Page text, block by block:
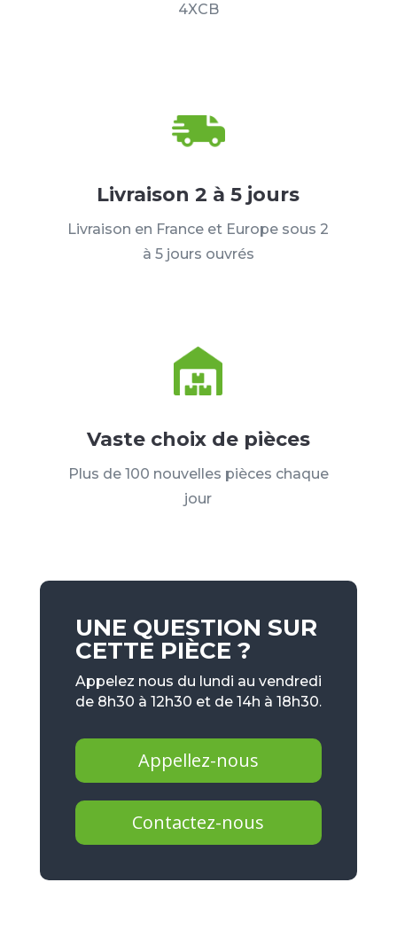
4XCB
Livraison 2 à 5 jours
Livraison en France et Europe sous 2
à 5 jours ouvrés
Vaste choix de pièces
Plus de 100 nouvelles pièces chaque
jour
UNE QUESTION SUR
CETTE PIÈCE ?
Appelez nous du lundi au vendredi
de 8h30 à 12h30 et de 14h à 18h30.
Appellez-nous
Contactez-nous